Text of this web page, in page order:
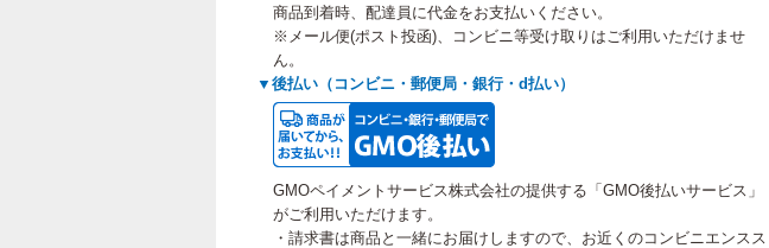
商品到着時、配達員に代金をお支払いください。
※メール便(ポスト投函)、コンビニ等受け取りはご利用いただけませ
ん。
▼後払い（コンビニ・郵便局・銀行・d払い）
GMOペイメントサービス株式会社の提供する「GMO後払いサービス」
がご利用いただけます。
・請求書は商品と一緒にお届けしますので、お近くのコンビニエンスス